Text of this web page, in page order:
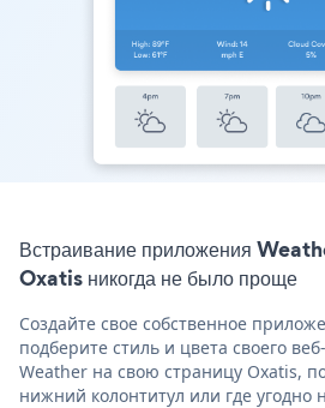
Встраивание приложения
Oxatis никогда не было проще
Создайте свое собственное
подберите стиль и цвета своего
Weather на свою страницу Oxatis,
нижний колонтитул или где угодно